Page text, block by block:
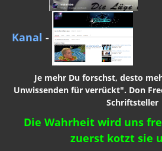
Kanal -
Je mehr Du forschst, desto
Unwissenden für verrückt". Don
Schriftsteller
Die Wahrheit wird uns
zuerst kotzt sie